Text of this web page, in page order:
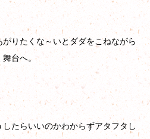
りたくな～いとダダをこねながら
舞台へ。
たらいいのかわからずアタフタし